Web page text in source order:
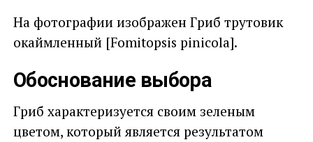
На фотографии изображен Гриб трутовик
окаймленный [Fomitopsis pinicola].
Обоснование выбора
Гриб характеризуется своим зеленым
цветом, который является результатом